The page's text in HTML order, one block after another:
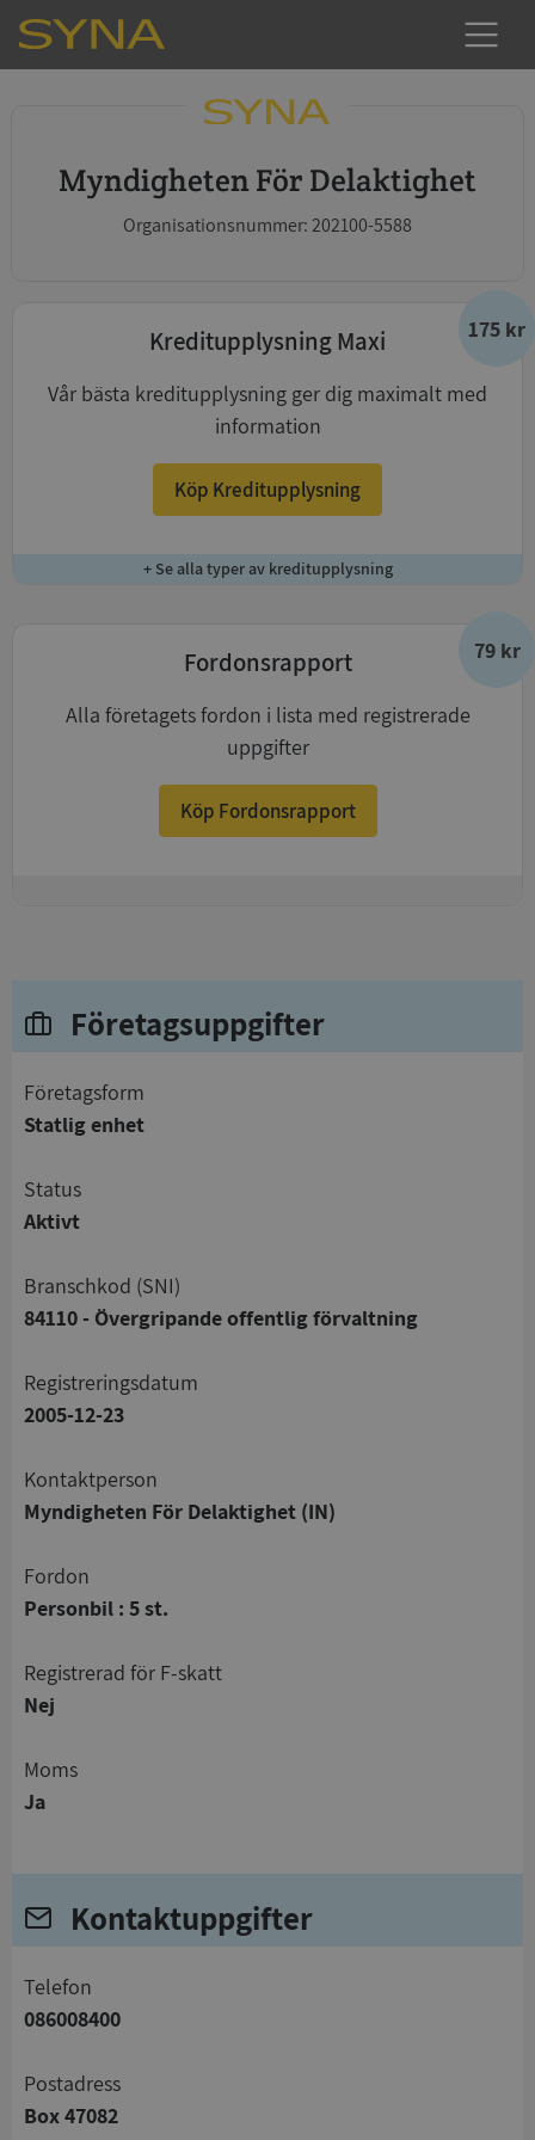
Myndigheten För Delaktighet
Organisationsnummer: 202100-5588
175 kr
Kreditupplysning Maxi
Vår bästa kreditupplysning ger dig maximalt med
information
Köp Kreditupplysning
+ Se alla typer av kreditupplysning
79 kr
Fordonsrapport
Alla företagets fordon i lista med registrerade
uppgifter
Köp Fordonsrapport
Företagsuppgifter
företagsform
Statlig enhet
status
Aktivt
branschkod (SNI)
84110 - Övergripande offentlig förvaltning
registreringsdatum
2005-12-23
Kontaktperson
Myndigheten För Delaktighet (IN)
Fordon
Personbil : 5 st.
registrerad för F-skatt
Nej
Moms
Ja
Kontaktuppgifter
telefon
086008400
Postadress
Box 47082